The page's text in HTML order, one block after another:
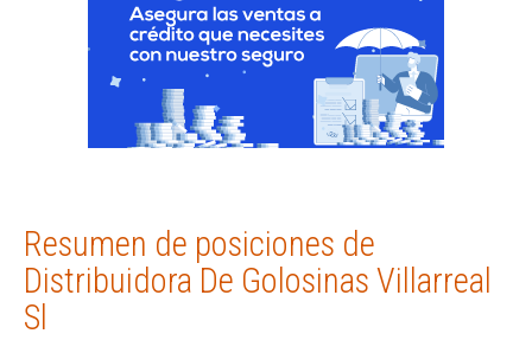
Resumen de posiciones de
Distribuidora De Golosinas Villarreal
Sl